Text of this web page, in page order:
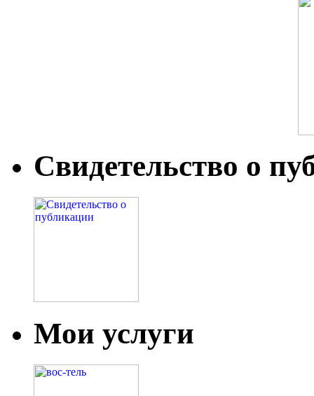
Свидетельство о
Мои услуги